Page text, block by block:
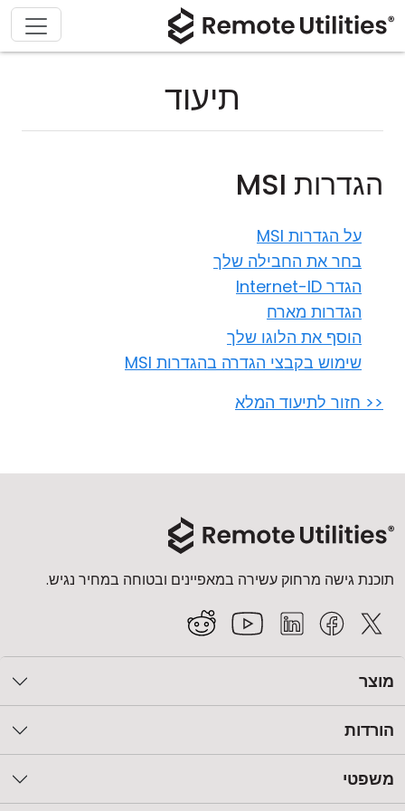
תיעוד
הגדרות MSI
על הגדרות MSI
בחר את החבילה שלך
הגדר Internet-ID
הגדרות מארח
הוסף את הלוגו שלך
שימוש בקבצי הגדרה בהגדרות MSI
<< חזור לתיעוד המלא
תוכנת גישה מרחוק עשירה במאפיינים ובטוחה במחיר נגיש.
מוצר
הורדות
משפטי